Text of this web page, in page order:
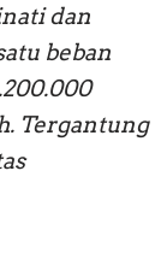
dan
beban
Tergantung